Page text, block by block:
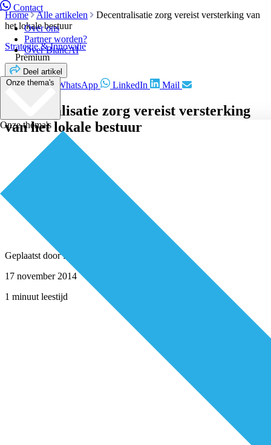
Contact
Over ons
Partner worden?
Over BiancAI
Onze thema's
Onze thema's
Home Alle artikelen
Decentralisatie zorg vereist versterking van
het lokale bestuur
Strategie & Innovatie
Premium
Deel artikel
Facebook WhatsApp LinkedIn Mail
Decentralisatie zorg vereist versterking
van het lokale bestuur
Geplaatst doorRedactie
17 november 2014
1 minuut leestijd